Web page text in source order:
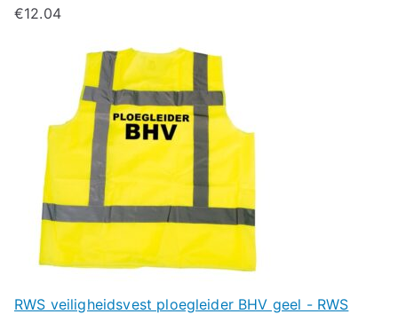
€12.04
RWS veiligheidsvest ploegleider BHV geel - RWS